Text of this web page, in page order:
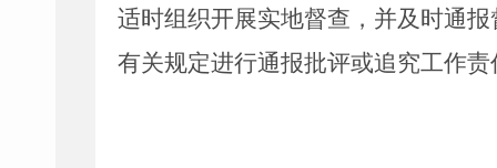
适时组织开展实地督查，并及时通
有关规定进行通报批评或追究工作责